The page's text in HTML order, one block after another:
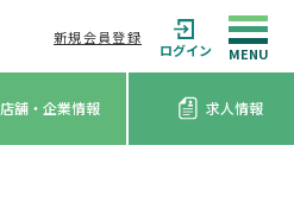
新規会員登録
ログイン
店舗・企業情報 求人情報